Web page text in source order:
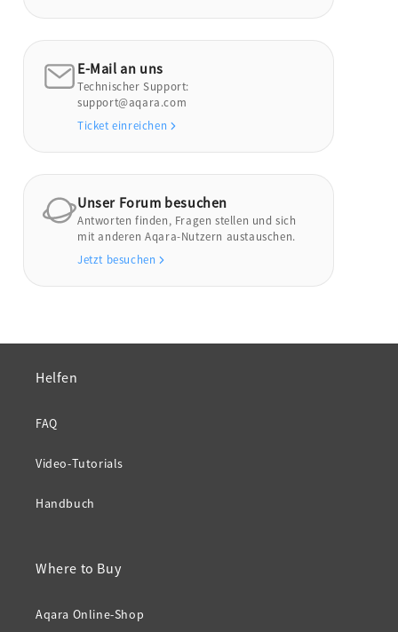
E-Mail an uns
Technischer Support:
support@aqara.com
Ticket einreichen
Unser Forum besuchen
Antworten finden, Fragen stellen und sich
mit anderen Aqara-Nutzern austauschen.
Jetzt besuchen
Helfen
FAQ
Video-Tutorials
Handbuch
Where to Buy
Aqara Online-Shop